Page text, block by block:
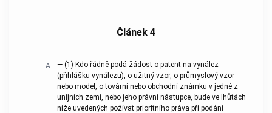
Článek 4
A. — (1) Kdo řádně podá žádost o patent na vynález
(přihlášku vynálezu), o užitný vzor, o průmyslový vzor
nebo model, o tovární nebo obchodní známku v jedné z
unijních zemí, nebo jeho právní nástupce, bude ve lhůtách
níže uvedených požívat prioritního práva při podání